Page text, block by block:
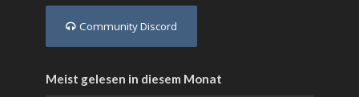
Community Discord
Meist gelesen in diesem Monat